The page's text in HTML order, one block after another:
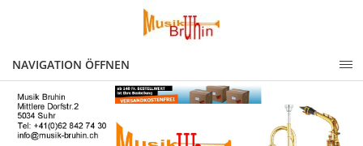
NAVIGATION ÖFFNEN